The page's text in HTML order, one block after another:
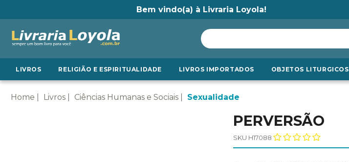
Bem vindo(a) à Livraria Loyola!
LIVROS RELIGIÃO E ESPIRITUALIDADE LIVROS IMPORTADOS OBJETOS LITURGICOS
Home Livros Ciências Humanas e Sociais Sexualidade
PERVERSÃO
SKU H17088